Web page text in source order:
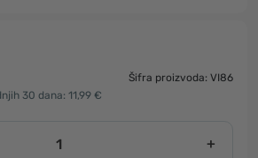
Šifra proizvoda: VI86
30 dana: 11,99 €
+